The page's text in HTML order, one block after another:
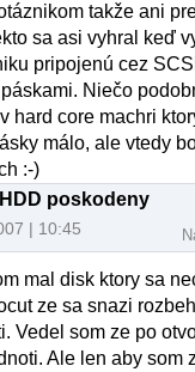
takže ani
sa asi vyhral keď
pripojenú cez
Niečo
hard core machri
málo, ale vtedy
:-)
poskodeny
| 10:45
mal disk ktory sa
ze sa snazi
Vedel som ze po
Ale len aby som